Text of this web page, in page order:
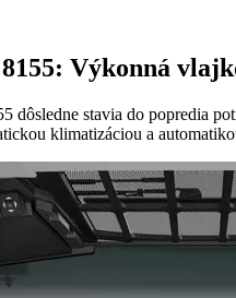
Výkonná
dôsledne stavia do popredia
klimatizáciou a